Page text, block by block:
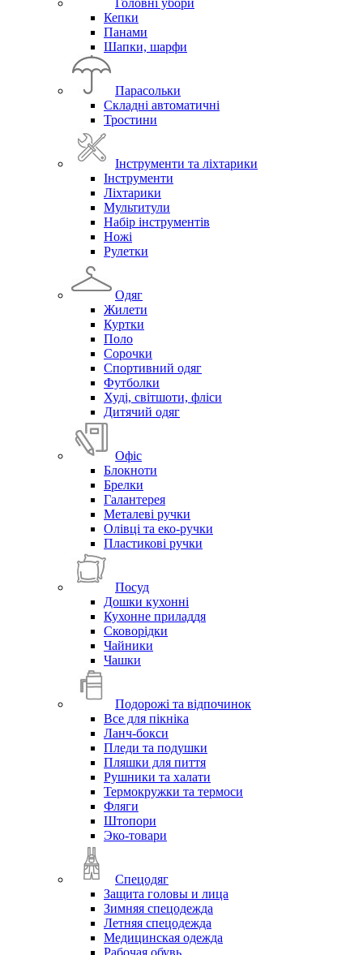
Головні убори
Кепки
Панами
Шапки, шарфи
Парасольки
Складні автоматичні
Тростини
Інструменти та ліхтарики
Інструменти
Ліхтарики
Мультитули
Набір інструментів
Ножі
Рулетки
Одяг
Жилети
Куртки
Поло
Сорочки
Спортивний одяг
Футболки
Худі, світшоти, фліси
Дитячий одяг
Офіс
Блокноти
Брелки
Галантерея
Металеві ручки
Олівці та еко-ручки
Пластикові ручки
Посуд
Дошки кухонні
Кухонне приладдя
Сковорідки
Чайники
Чашки
Подорожі та відпочинок
Все для пікніка
Ланч-бокси
Пледи та подушки
Пляшки для пиття
Рушники та халати
Термокружки та термоси
Фляги
Штопори
Эко-товари
Спецодяг
Защита головы и лица
Зимняя спецодежда
Летняя спецодежда
Медицинская одежда
Рабочая обувь